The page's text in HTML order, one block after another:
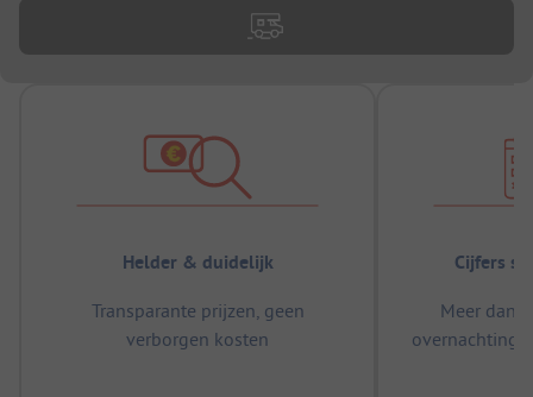
Helder & duidelijk
Transparante prijzen, geen
verborgen kosten
Cijfers
Meer dan